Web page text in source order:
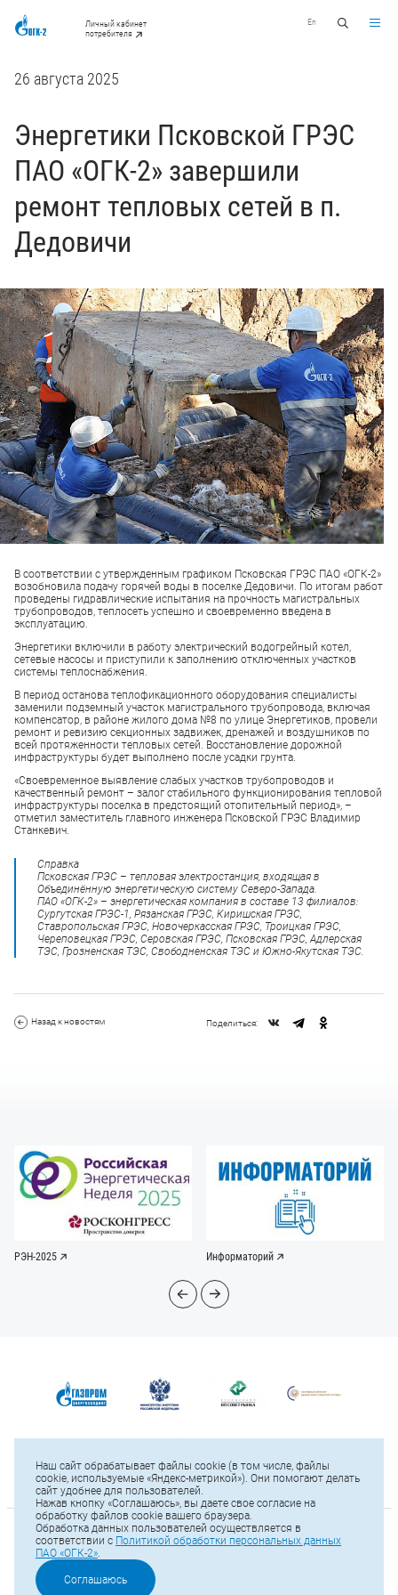
Личный кабинет
потребителя
En
26 августа 2025
Энергетики Псковской ГРЭС
ПАО «ОГК-2» завершили
ремонт тепловых сетей в п.
Дедовичи
В соответствии с утвержденным графиком Псковская ГРЭС ПАО «ОГК-2»
возобновила подачу горячей воды в поселке Дедовичи. По итогам работ
проведены гидравлические испытания на прочность магистральных
трубопроводов, теплосеть успешно и своевременно введена в
эксплуатацию.
Энергетики включили в работу электрический водогрейный котел,
сетевые насосы и приступили к заполнению отключенных участков
системы теплоснабжения.
В период останова теплофикационного оборудования специалисты
заменили подземный участок магистрального трубопровода, включая
компенсатор, в районе жилого дома №8 по улице Энергетиков, провели
ремонт и ревизию секционных задвижек, дренажей и воздушников по
всей протяженности тепловых сетей. Восстановление дорожной
инфраструктуры будет выполнено после усадки грунта.
«Своевременное выявление слабых участков трубопроводов и
качественный ремонт – залог стабильного функционирования тепловой
инфраструктуры поселка в предстоящий отопительный период», –
отметил заместитель главного инженера Псковской ГРЭС Владимир
Станкевич.
Справка
Псковская ГРЭС – тепловая электростанция, входящая в
Объединённую энергетическую систему Северо-Запада.
ПАО «ОГК-2» – энергетическая компания в составе 13 филиалов:
Сургутская ГРЭС-1, Рязанская ГРЭС, Киришская ГРЭС,
Ставропольская ГРЭС, Новочеркасская ГРЭС, Троицкая ГРЭС,
Череповецкая ГРЭС, Серовская ГРЭС, Псковская ГРЭС, Адлерская
ТЭС, Грозненская ТЭС, Свободненская ТЭС и Южно-Якутская ТЭС.
Назад к новостям Поделиться:
РЭН-2025 Информаторий
© 2025 ПАО «ОГК-2»
Тел.: +7 (812) 646-13-64
Наш сайт обрабатывает файлы cookie (в том числе, файлы
cookie, используемые «Яндекс-метрикой»). Они помогают делать
сайт удобнее для пользователей.
Нажав кнопку «Соглашаюсь», вы даете свое согласие на
обработку файлов cookie вашего браузера.
Обработка данных пользователей осуществляется в
соответствии с Политикой обработки персональных данных
ПАО «ОГК-2».
Соглашаюсь